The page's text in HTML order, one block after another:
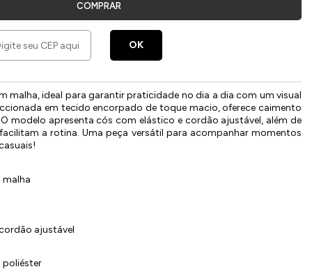
COMPRAR
OK
malha, ideal para garantir praticidade no dia a dia com um visual
em tecido encorpado de toque macio, oferece caimento
modelo apresenta cós com elástico e cordão ajustável, além de
a rotina. Uma peça versátil para acompanhar momentos
malha
ajustável